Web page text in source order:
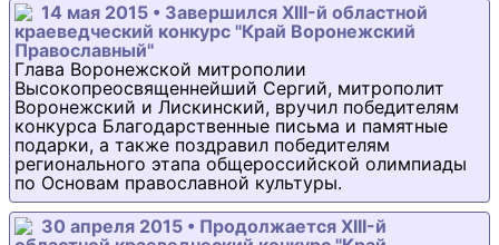
14 мая 2015 • Завершился XIII-й областной
краеведческий конкурс "Край Воронежский
Православный"
Глава Воронежской митрополии
Высокопреосвященнейший Сергий, митрополит
Воронежский и Лискинский, вручил победителям
конкурса Благодарственные письма и памятные
подарки, а также поздравил победителям
регионального этапа общероссийской олимпиады
по Основам православной культуры.
30 апреля 2015 • Продолжается XIII-й